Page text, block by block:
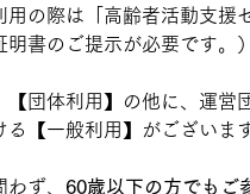
らっと東原 ゆうゆう館協
の際は「高齢者活動支援
書のご提示が必要です。）
【団体利用】の他に、運
【一般利用】がございます
ず、 60歳以下の方でもご